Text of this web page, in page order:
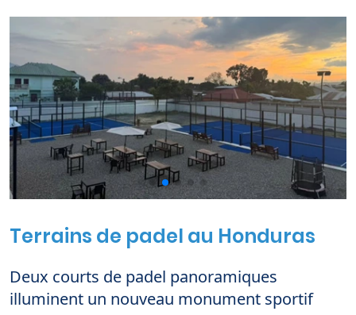
d'installations modernes de padel pour les clubs, les
complexes commerciaux et les tournois professionnels.
Terrains de padel au Honduras
Deux courts de padel panoramiques
illuminent un nouveau monument sportif